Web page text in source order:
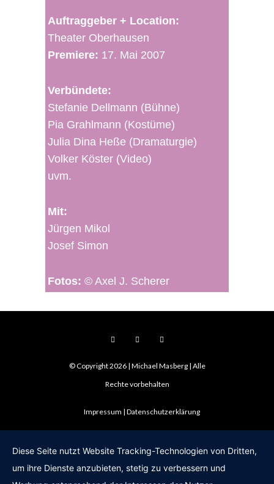
Auftraggeber + Location:
Theater Oberhausen
Premiere: 17. Mai 2007
Verbündete:
Stefanie Dellmann (Bühne)
Pia Grahlmann (Kostüme)
Julia Dina Heße (Dramaturgie)
Volker Köster (Video)
uvm.
Mit:
Jürgen Mikol
Josef Simon
Fotos: © Axel J. Scherer
© Copyright 2026 | Michael Masberg | Alle
Rechte vorbehalten
Impressum Datenschutzerklärung
Diese Seite nutzt Website Tracking-Technologien von Dritten,
um ihre Dienste anzubieten, stetig zu verbessern und